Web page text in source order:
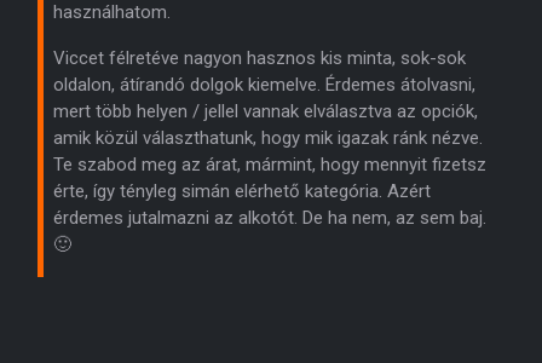
használhatom.
Viccet félretéve nagyon hasznos kis minta, sok-sok
oldalon, átírandó dolgok kiemelve. Érdemes átolvasni,
mert több helyen / jellel vannak elválasztva az opciók,
amik közül választhatunk, hogy mik igazak ránk nézve.
Te szabod meg az árat, mármint, hogy mennyit fizetsz
érte, így tényleg simán elérhető kategória. Azért
érdemes jutalmazni az alkotót. De ha nem, az sem baj.
🙂